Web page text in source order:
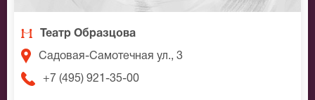
Театр Образцова
Садовая-Самотечная ул., 3
+7 (495) 921-35-00